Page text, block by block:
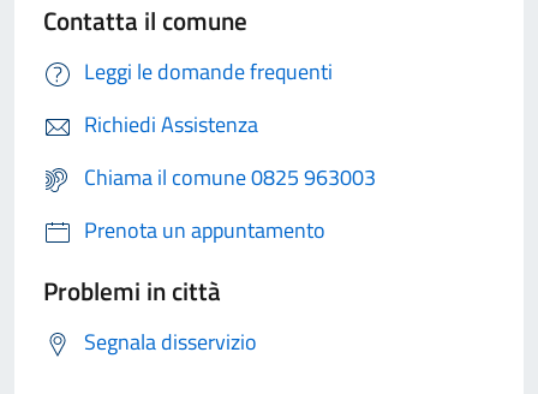
Contatta il comune
Leggi le domande frequenti
Richiedi Assistenza
Chiama il comune 0825 963003
Prenota un appuntamento
Problemi in città
Segnala disservizio